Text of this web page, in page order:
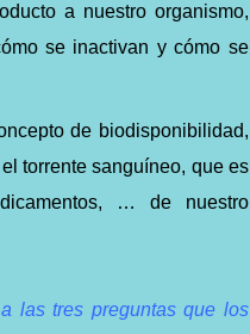
a nuestro organismo,
se inactivan y cómo se
de biodisponibilidad,
torrente sanguíneo, que es
… de nuestro
las tres preguntas que los